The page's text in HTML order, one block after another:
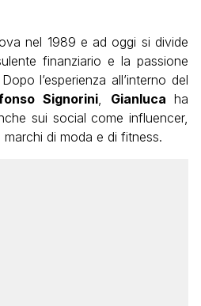
nel 1989 e ad oggi si divide
finanziario e la passione
l’esperienza all’interno del
Signorini Gianluca ha
sui social come influencer,
di moda e di fitness.